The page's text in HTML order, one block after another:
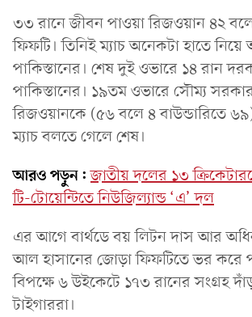
৩৩ রানে জীবন পাওয়া রিজওয়ান ৪২
ফিফটি। তিনিই ম্যাচ অনেকটা হাতে
পাকিস্তানের। শেষ দুই ওভারে ১৪ রান
পাকিস্তানের। ১৯তম ওভারে সৌম্য
রিজওয়ানকে (৫৬ বলে ৪ বাউন্ডারিতে
ম্যাচ বলতে গেলে শেষ।
আরও পড়ুন: জাতীয় দলের ১৩
টি-টোয়েন্টিতে নিউজিল্যান্ড ‘এ’ দল
এর আগে বার্থডে বয় লিটন দাস আর
আল হাসানের জোড়া ফিফটিতে ভর করে
বিপক্ষে ৬ উইকেটে ১৭৩ রানের সংগ্রহ
টাইগাররা।